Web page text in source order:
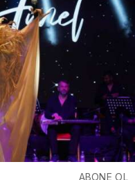
ABONE OL